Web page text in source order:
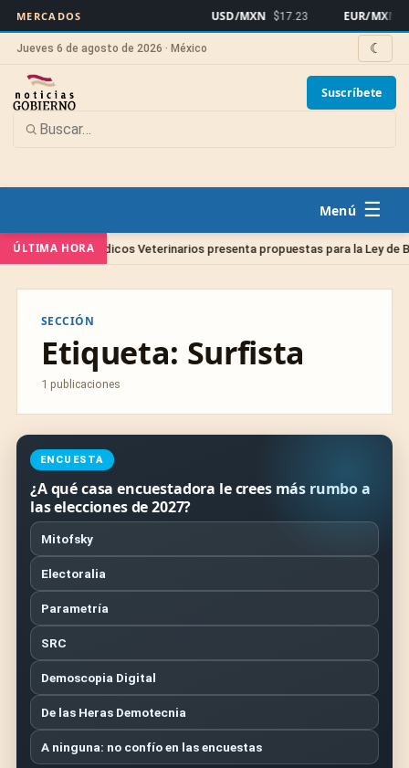
MERCADOS USD/MXN $17.23 EUR/MXN
Jueves 6 de agosto de 2026 · México ☾
Suscríbete
☰
ÚLTIMA HORA
de Médicos Veterinarios presenta propuestas para la Ley de
SECCIÓN
Etiqueta: Surfista
1 publicaciones
ENCUESTA
¿A qué casa encuestadora le crees más rumbo a
las elecciones de 2027?
Mitofsky
Electoralia
Parametría
SRC
Demoscopia Digital
De las Heras Demotecnia
A ninguna: no confío en las encuestas